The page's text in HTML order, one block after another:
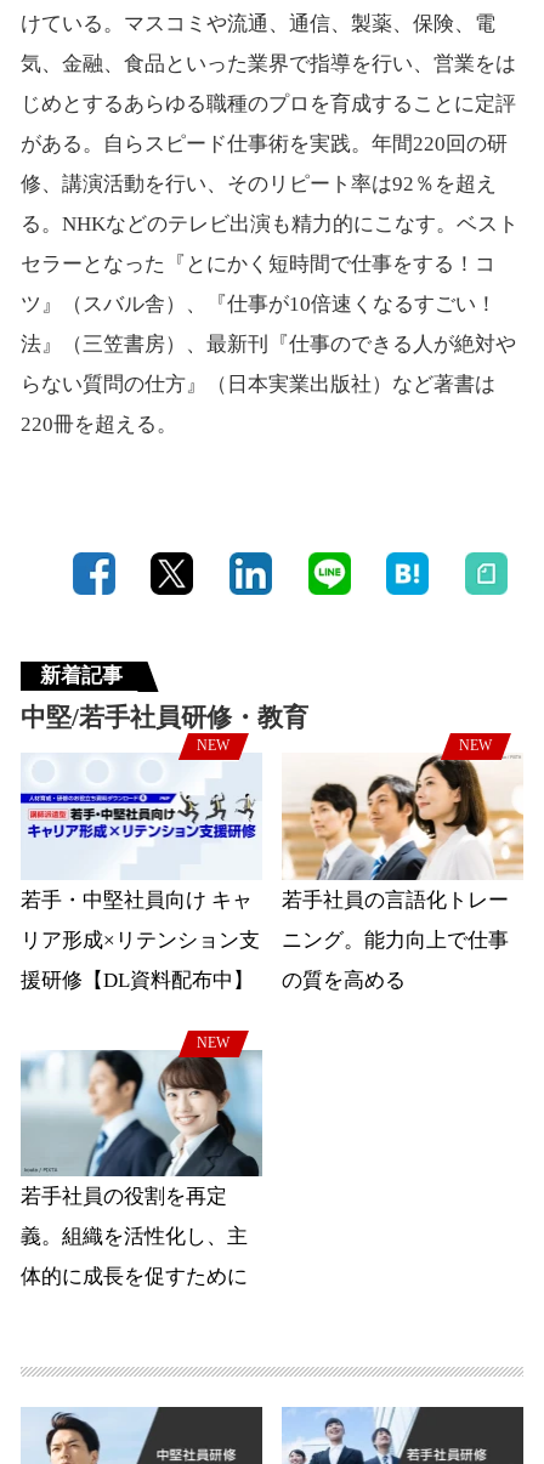
けている。マスコミや流通、通信、製薬、保険、電
気、金融、食品といった業界で指導を行い、営業をは
じめとするあらゆる職種のプロを育成することに定評
がある。自らスピード仕事術を実践。年間220回の研
修、講演活動を行い、そのリピート率は92％を超え
る。NHKなどのテレビ出演も精力的にこなす。ベスト
セラーとなった『とにかく短時間で仕事をする！コ
ツ』（スバル舎）、『仕事が10倍速くなるすごい！
法』（三笠書房）、最新刊『仕事のできる人が絶対や
らない質問の仕方』（日本実業出版社）など著書は
220冊を超える。
新着記事
中堅/若手社員研修・教育
NEW
若手・中堅社員向け キャ
リア形成×リテンション支
援研修【DL資料配布中】
NEW
若手社員の言語化トレー
ニング。能力向上で仕事
の質を高める
NEW
若手社員の役割を再定
義。組織を活性化し、主
体的に成長を促すために